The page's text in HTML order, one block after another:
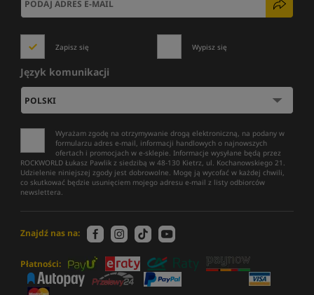
Zapisz się Wypisz się
Język komunikacji
Wyrażam zgodę na otrzymywanie drogą elektroniczną, na podany w
formularzu adres e-mail, informacji handlowych o najnowszych
ofertach i promocjach w e-sklepie. Informacje wysyłane będą przez
ROCKWORLD Łukasz Pawlik z siedzibą w 48-130 Kietrz, ul. Kochanowskiego 21.
Udzielenie niniejszej zgody jest dobrowolne. Mogę ją wycofać w każdej chwili,
co skutkować będzie usunięciem mojego adresu e-mail z listy odbiorców
newslettera.
Znajdź nas na:
Płatności: